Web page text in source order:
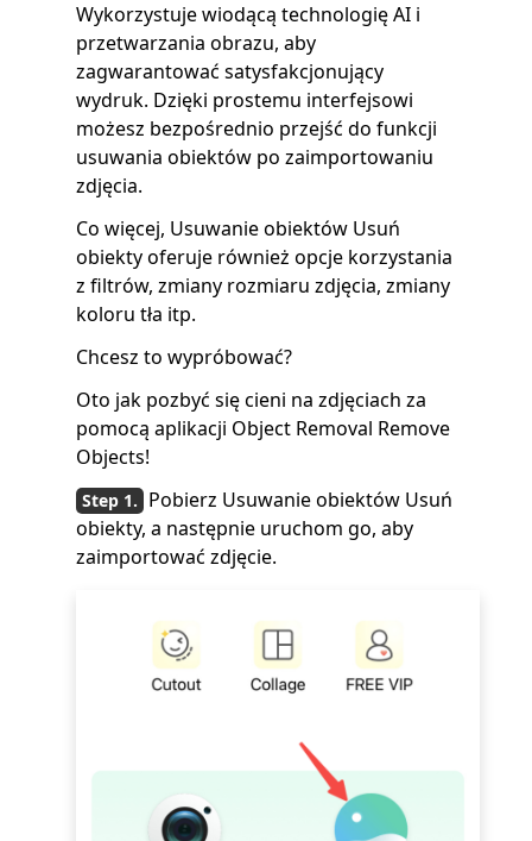
Wykorzystuje wiodącą technologię AI i
przetwarzania obrazu, aby
zagwarantować satysfakcjonujący
wydruk. Dzięki prostemu interfejsowi
możesz bezpośrednio przejść do funkcji
usuwania obiektów po zaimportowaniu
zdjęcia.
Co więcej, Usuwanie obiektów Usuń
obiekty oferuje również opcje korzystania
z filtrów, zmiany rozmiaru zdjęcia, zmiany
koloru tła itp.
Chcesz to wypróbować?
Oto jak pozbyć się cieni na zdjęciach za
pomocą aplikacji Object Removal Remove
Objects!
Pobierz Usuwanie obiektów Usuń
obiekty, a następnie uruchom go, aby
zaimportować zdjęcie.